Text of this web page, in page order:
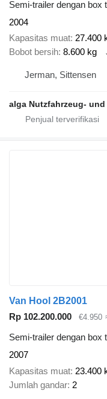
Semi-trailer dengan box
2004
Kapasitas muat 27.400
Bobot bersih 8.600 kg
Jerman, Sittensen
Van Hool 2B2001
Rp 102.200.000
€4.950
Semi-trailer dengan box
2007
Kapasitas muat 23.400
Jumlah gandar 2